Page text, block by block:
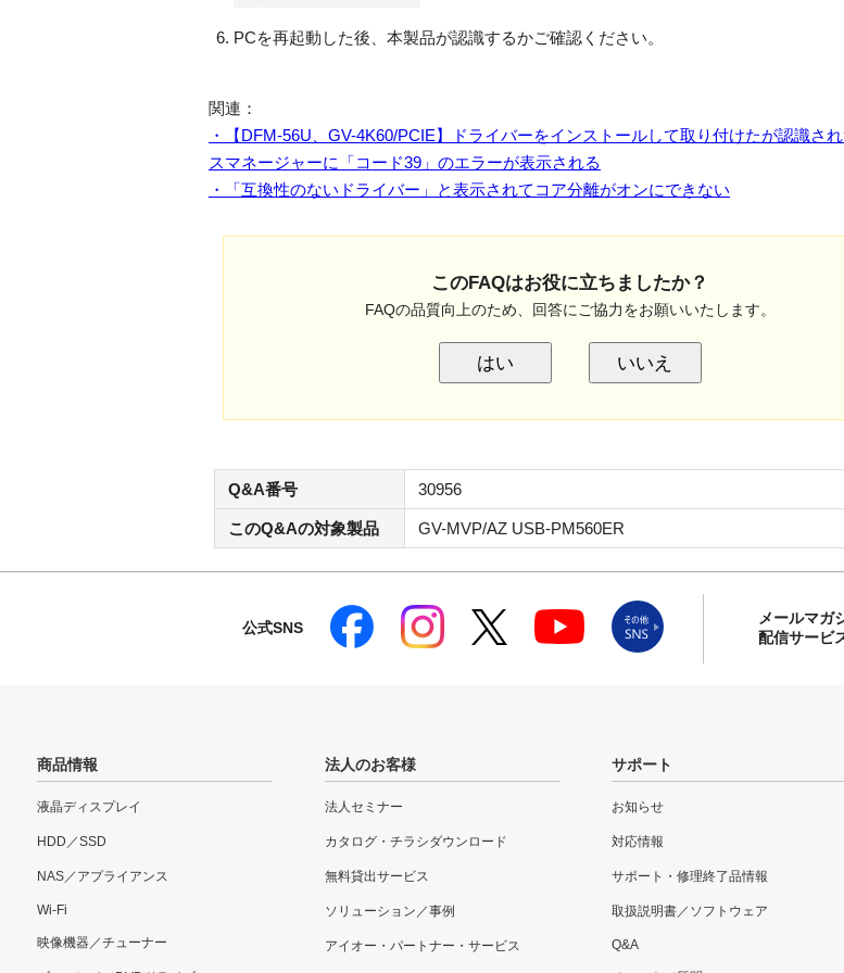
PCを再起動した後、本製品が認識するかご確認ください。
関連：
・【DFM-56U、GV-4K60/PCIE】ドライバーをインストールして取り付けたが認識さ
スマネージャーに「コード39」のエラーが表示される
・「互換性のないドライバー」と表示されてコア分離がオンにできない
このFAQはお役に立ちましたか？
FAQの品質向上のため、回答にご協力をお願いいたします。
はい いいえ
Q&A番号 30956
このQ&Aの対象製品 GV-MVP/AZ USB-PM560ER
公式SNS
メールマガ
配信サービ
商品情報
液晶ディスプレイ
HDD／SSD
NAS／アプライアンス
Wi-Fi
映像機器／チューナー
法人のお客様
法人セミナー
カタログ・チラシダウンロード
無料貸出サービス
ソリューション／事例
アイオー・パートナー・サービス
サポート
お知らせ
対応情報
サポート・修理終了品情報
取扱説明書／ソフトウェア
Q&A